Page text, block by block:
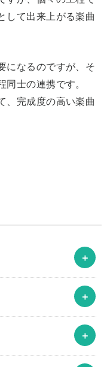
して出来上がる楽曲
になるのですが、そ
同士の連携です。
、完成度の高い楽曲